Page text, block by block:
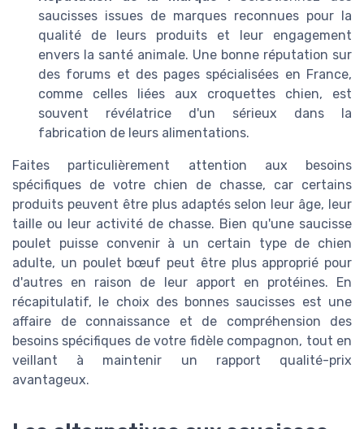
saucisses issues de marques reconnues pour la
qualité de leurs produits et leur engagement
envers la santé animale. Une bonne réputation sur
des forums et des pages spécialisées en France,
comme celles liées aux croquettes chien, est
souvent révélatrice d'un sérieux dans la
fabrication de leurs alimentations.
Faites particulièrement attention aux besoins
spécifiques de votre chien de chasse, car certains
produits peuvent être plus adaptés selon leur âge, leur
taille ou leur activité de chasse. Bien qu'une saucisse
poulet puisse convenir à un certain type de chien
adulte, un poulet bœuf peut être plus approprié pour
d'autres en raison de leur apport en protéines. En
récapitulatif, le choix des bonnes saucisses est une
affaire de connaissance et de compréhension des
besoins spécifiques de votre fidèle compagnon, tout en
veillant à maintenir un rapport qualité-prix
avantageux.